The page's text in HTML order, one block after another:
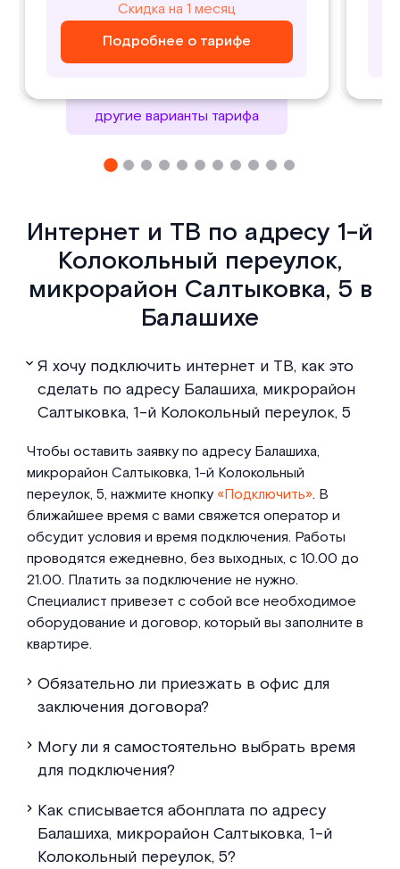
Скидка на 1 месяц
Подробнее о тарифе
Скидка на 1 месяц
Подробнее о тарифе
₽/ месяц
Подробнее о тарифе
₽/ месяц
Подробнее о тарифе
другие варианты тарифа
Интернет и ТВ по адресу 1-й
Колокольный переулок,
микрорайон Салтыковка, 5 в
Балашихе
Я хочу подключить интернет и ТВ, как это
сделать по адресу Балашиха, микрорайон
Салтыковка, 1-й Колокольный переулок, 5
Чтобы оставить заявку по адресу Балашиха,
микрорайон Салтыковка, 1-й Колокольный
переулок, 5, нажмите кнопку«Подключить». В
ближайшее время с вами свяжется оператор и
обсудит условия и время подключения. Работы
проводятся ежедневно, без выходных, с 10.00 до
21.00. Платить за подключение не нужно.
Специалист привезет с собой все необходимое
оборудование и договор, который вы заполните в
квартире.
Обязательно ли приезжать в офис для
заключения договора?
Могу ли я самостоятельно выбрать время
для подключения?
Как списывается абонплата по адресу
Балашиха, микрорайон Салтыковка, 1-й
Колокольный переулок, 5?